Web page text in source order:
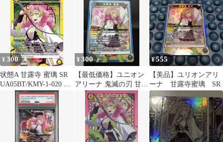
¥300
状態A 甘露寺 蜜璃 SR
UA05BT/KMY-1-020 ユ
ニオンアリーナ UNION
ARENA ユニアリ
¥300
【最低価格】ユニオン
アリーナ 鬼滅の刃 甘露
寺蜜璃 SR
¥555
【美品】ユリオンアリ
ーナ 甘露寺蜜璃 SR